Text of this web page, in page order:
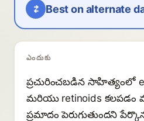
⇄ Best on alternate
ఎందుకు
ప్రచురించబడిన సాహిత్యంలో
మరియు retinoids కలపడం
ప్రమాదం పెరుగుతుందని